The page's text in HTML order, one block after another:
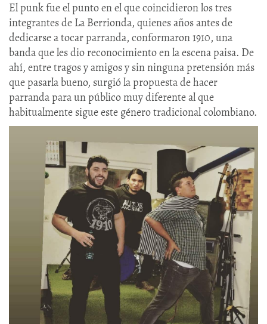
El punk fue el punto en el que coincidieron los tres
integrantes de La Berrionda, quienes años antes de
dedicarse a tocar parranda, conformaron 1910, una
banda que les dio reconocimiento en la escena paisa. De
ahí, entre tragos y amigos y sin ninguna pretensión más
que pasarla bueno, surgió la propuesta de hacer
parranda para un público muy diferente al que
habitualmente sigue este género tradicional colombiano.